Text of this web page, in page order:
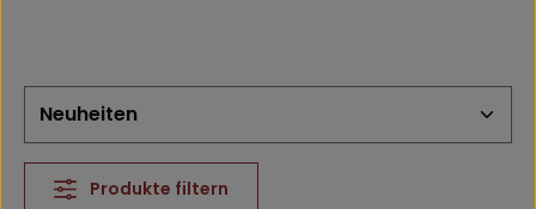
Produkte filtern